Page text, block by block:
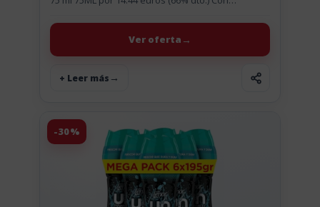
se...
+ Leer más
Ver oferta
-30%